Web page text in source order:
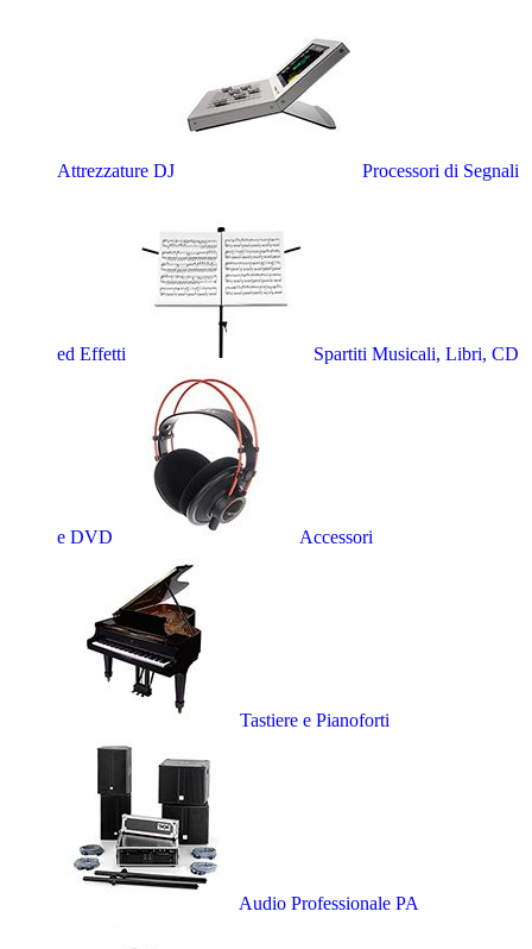
Attrezzature DJ Processori di Segnali
ed Effetti Spartiti Musicali, Libri, CD
e DVD Accessori
Tastiere e Pianoforti
Audio Professionale PA